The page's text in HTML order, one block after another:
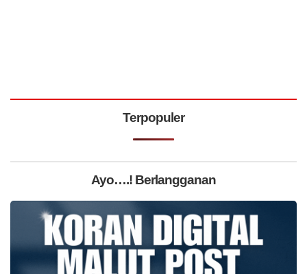
Terpopuler
Ayo….! Berlangganan